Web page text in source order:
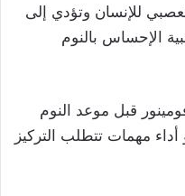
للإنسان وتؤدي إلى
الإحساس بالنوم
قبل موعد النوم
مهمات تتطلب التركيز